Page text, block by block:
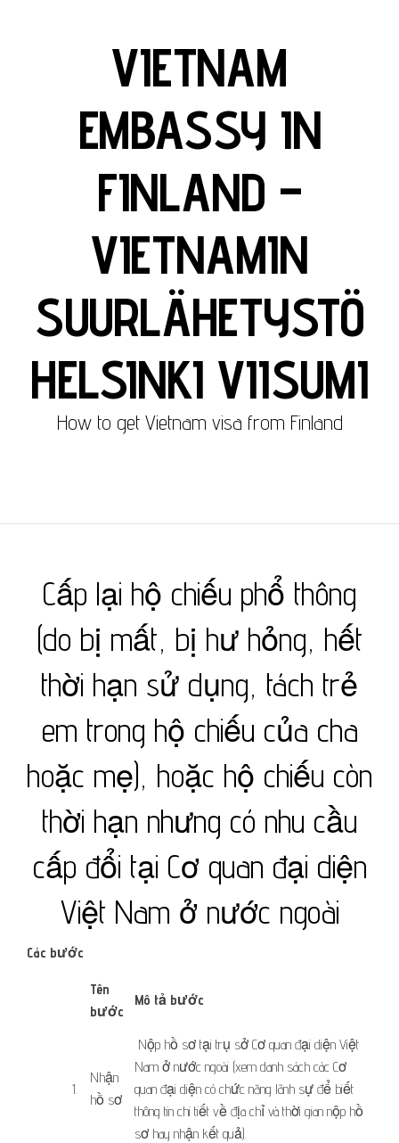
VIETNAM
EMBASSY IN
FINLAND –
VIETNAMIN
SUURLÄHETYSTÖ
HELSINKI VIISUMI
How to get Vietnam visa from Finland
Cấp lại hộ chiếu phổ thông
(do bị mất, bị hư hỏng, hết
thời hạn sử dụng, tách trẻ
em trong hộ chiếu của cha
hoặc mẹ), hoặc hộ chiếu còn
thời hạn nhưng có nhu cầu
cấp đổi tại Cơ quan đại diện
Việt Nam ở nước ngoài
Các bước
​Tên
bước
Mô tả bước
​1.
​​Nhận
hồ sơ
​​ Nộp hồ sơ tại trụ sở Cơ quan đại diện Việt
Nam ở nước ngoài (xem danh sách các Cơ
quan đại diện có chức năng lãnh sự để biết
thông tin chi tiết về địa chỉ và thời gian nộp hồ
sơ hay nhận kết quả).